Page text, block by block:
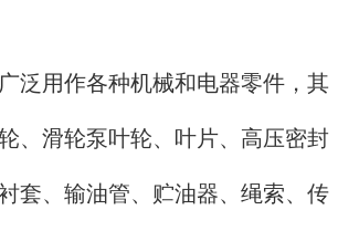
泛用作各种机械和电器零件，其
、滑轮泵叶轮、叶片、高压密封
套、输油管、贮油器、绳索、传